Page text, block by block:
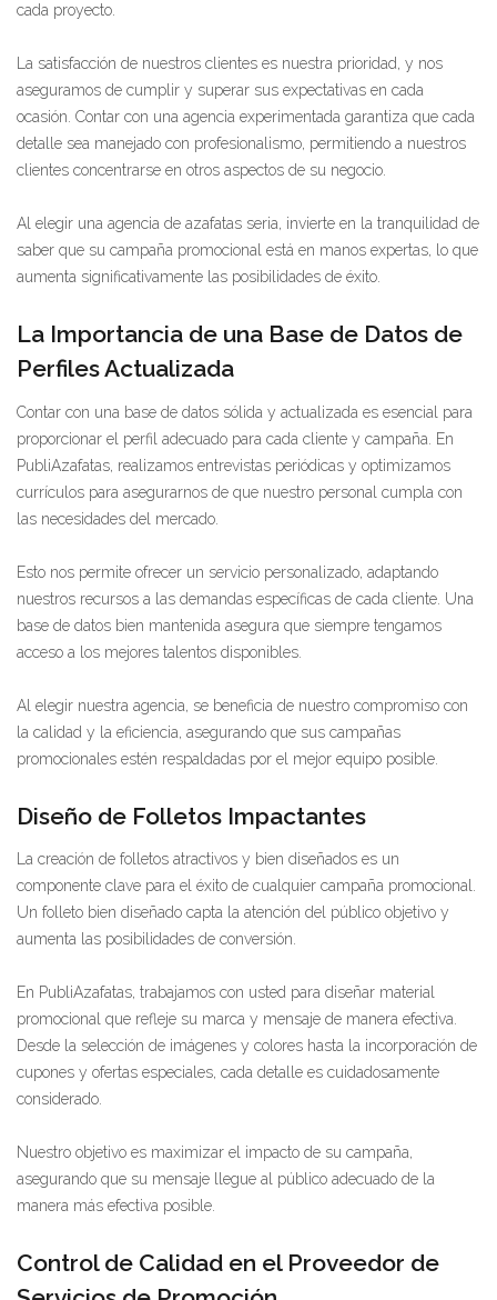
cada proyecto.
La satisfacción de nuestros clientes es nuestra prioridad, y nos
aseguramos de cumplir y superar sus expectativas en cada
ocasión. Contar con una agencia experimentada garantiza que cada
detalle sea manejado con profesionalismo, permitiendo a nuestros
clientes concentrarse en otros aspectos de su negocio.
Al elegir una agencia de azafatas seria, invierte en la tranquilidad de
saber que su campaña promocional está en manos expertas, lo que
aumenta significativamente las posibilidades de éxito.
La Importancia de una Base de Datos de
Perfiles Actualizada
Contar con una base de datos sólida y actualizada es esencial para
proporcionar el perfil adecuado para cada cliente y campaña. En
PubliAzafatas, realizamos entrevistas periódicas y optimizamos
currículos para asegurarnos de que nuestro personal cumpla con
las necesidades del mercado.
Esto nos permite ofrecer un servicio personalizado, adaptando
nuestros recursos a las demandas específicas de cada cliente. Una
base de datos bien mantenida asegura que siempre tengamos
acceso a los mejores talentos disponibles.
Al elegir nuestra agencia, se beneficia de nuestro compromiso con
la calidad y la eficiencia, asegurando que sus campañas
promocionales estén respaldadas por el mejor equipo posible.
Diseño de Folletos Impactantes
La creación de folletos atractivos y bien diseñados es un
componente clave para el éxito de cualquier campaña promocional.
Un folleto bien diseñado capta la atención del público objetivo y
aumenta las posibilidades de conversión.
En PubliAzafatas, trabajamos con usted para diseñar material
promocional que refleje su marca y mensaje de manera efectiva.
Desde la selección de imágenes y colores hasta la incorporación de
cupones y ofertas especiales, cada detalle es cuidadosamente
considerado.
Nuestro objetivo es maximizar el impacto de su campaña,
asegurando que su mensaje llegue al público adecuado de la
manera más efectiva posible.
Control de Calidad en el Proveedor de